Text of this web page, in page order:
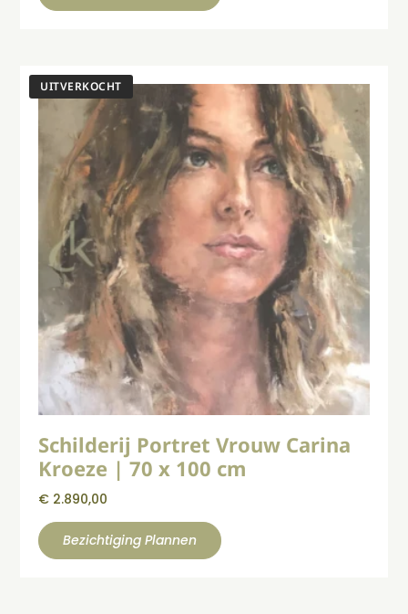
Schilderij Portret Vrouw Carina
Kroeze | 70 x 100 cm
€ 2.890,00
Bezichtiging Plannen